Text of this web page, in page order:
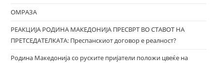
ОМРАЗА
РЕАКЦИЈА РОДИНА МАКЕДОНИЈА ПРЕСВРТ ВО СТАВОТ НА
ПРЕТСЕДАТЕЛКАТА: Преспанскиот договор е реалност?
Родина Македонија со руските пријатели положи цвеќе на